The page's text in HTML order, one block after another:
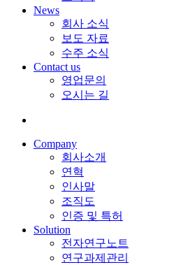
News
회사 소식
보도 자료
수주 소식
Contact us
영업문의
오시는 길
Company
회사소개
연혁
인사말
조직도
인증 및 특허
Solution
전자연구노트
연구과제관리